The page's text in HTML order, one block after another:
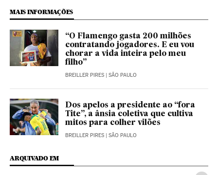
MAIS INFORMAÇÕES
“O Flamengo gasta 200 milhões
contratando jogadores. E eu vou
chorar a vida inteira pelo meu
filho”
BREILLER PIRES | SÃO PAULO
Dos apelos a presidente ao “fora
Tite”, a ânsia coletiva que cultiva
mitos para colher vilões
BREILLER PIRES | SÃO PAULO
ARQUIVADO EM